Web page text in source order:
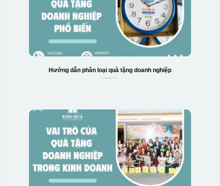
Hướng dẫn phân loại quà tặng doanh nghiệp